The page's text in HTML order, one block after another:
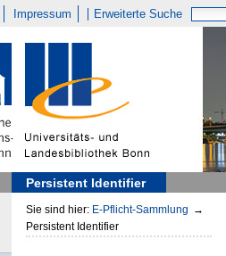
Impressum Erweiterte Suche
Persistent Identifier
Sie sind hier: E-Pflicht-Sammlung →
Persistent Identifier